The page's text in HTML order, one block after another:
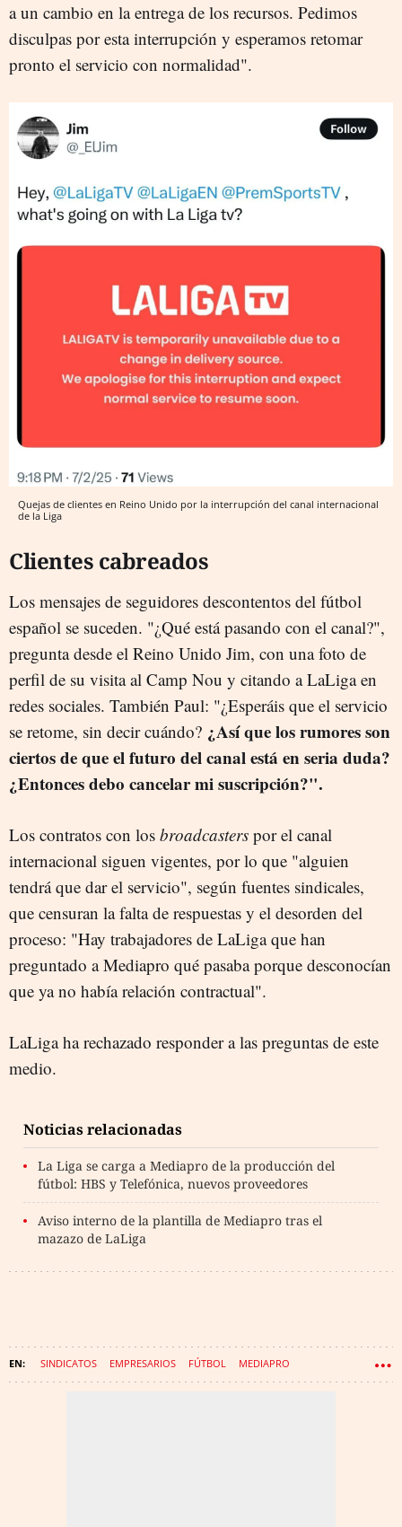
a un cambio en la entrega de los recursos. Pedimos
disculpas por esta interrupción y esperamos retomar
pronto el servicio con normalidad".
Quejas de clientes en Reino Unido por la interrupción del canal internacional
de la Liga
Clientes cabreados
Los mensajes de seguidores descontentos del fútbol
español se suceden. "¿Qué está pasando con el canal?",
pregunta desde el Reino Unido Jim, con una foto de
perfil de su visita al Camp Nou y citando a LaLiga en
redes sociales. También Paul: "¿Esperáis que el servicio
se retome, sin decir cuándo? ¿Así que los rumores son
ciertos de que el futuro del canal está en seria duda?
¿Entonces debo cancelar mi suscripción?".
Los contratos con los broadcasters por el canal
internacional siguen vigentes, por lo que "alguien
tendrá que dar el servicio", según fuentes sindicales,
que censuran la falta de respuestas y el desorden del
proceso: "Hay trabajadores de LaLiga que han
preguntado a Mediapro qué pasaba porque desconocían
que ya no había relación contractual".
LaLiga ha rechazado responder a las preguntas de este
medio.
Noticias relacionadas
La Liga se carga a Mediapro de la producción del
fútbol: HBS y Telefónica, nuevos proveedores
Aviso interno de la plantilla de Mediapro tras el
mazazo de LaLiga
SINDICATOS EMPRESARIOS FÚTBOL MEDIAPRO